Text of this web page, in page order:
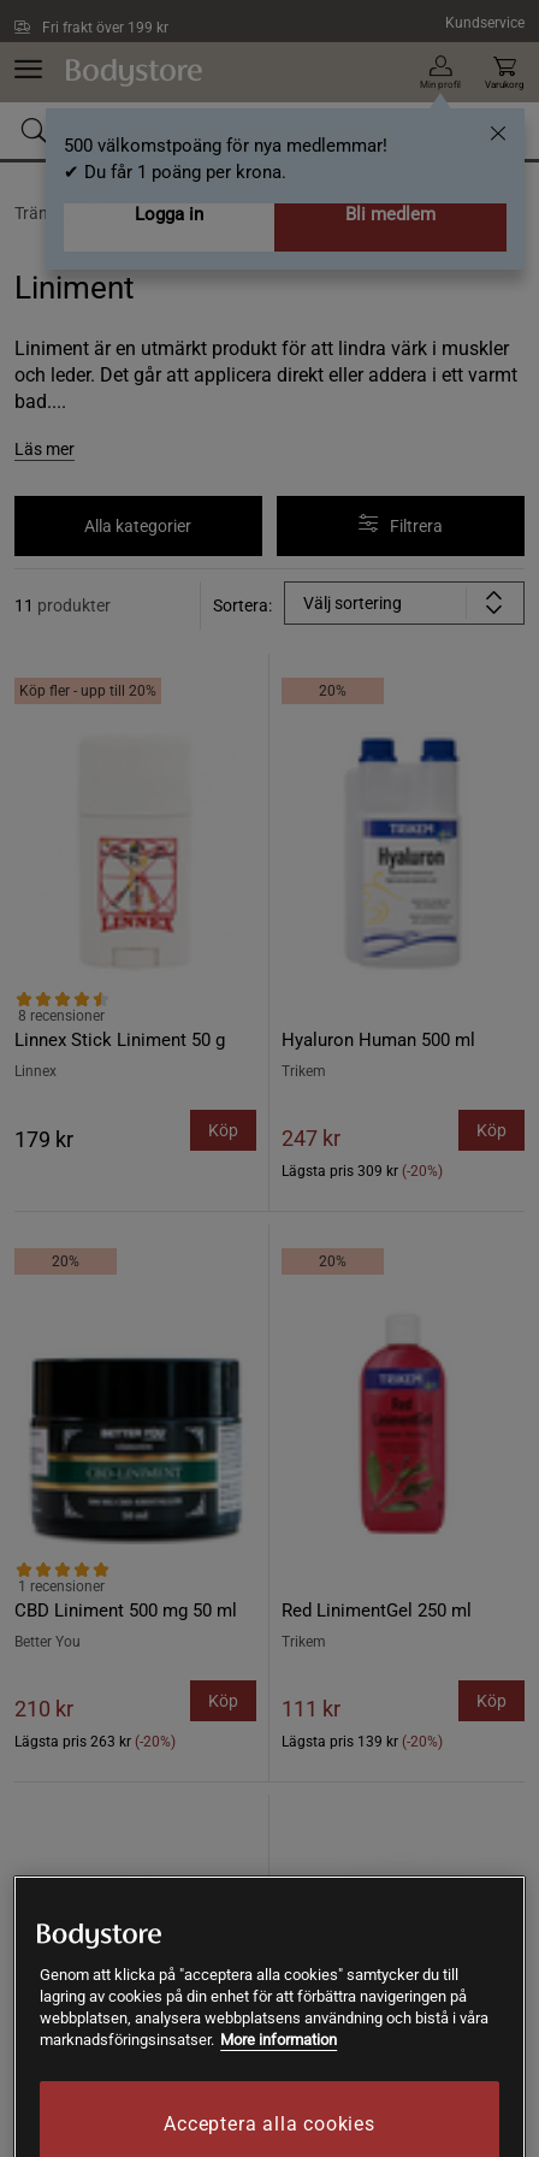
Fri frakt över 199 kr Kundservice
Min profil
500 välkomstpoäng för nya medlemmar!
✔ Du får 1 poäng per krona.
Logga in
Bli medlem
Varukorg
Träning / Rörlighet och massage /
Liniment
Liniment är en utmärkt produkt för att lindra värk i muskler
och leder. Det går att applicera direkt eller addera i ett varmt
bad....
Läs mer
Alla kategorier Filtrera
11 produkter Sortera: Välj sortering
Köp fler - upp till 20%
Linnex Stick Liniment 50 g
8 recensioner
Linnex
179 kr Köp
20%
Hyaluron Human 500 ml
Trikem
247 kr
Lägsta pris 309 kr (-20%)
Köp
20%
CBD Liniment 500 mg 50 ml
1 recensioner
Better You
210 kr
Lägsta pris 263 kr (-20%)
Köp
20%
Red LinimentGel 250 ml
Trikem
111 kr
Lägsta pris 139 kr (-20%)
Köp
Genom att klicka på "acceptera alla cookies" samtycker du till
lagring av cookies på din enhet för att förbättra navigeringen på
webbplatsen, analysera webbplatsens användning och bistå i våra
marknadsföringsinsatser. More information
Acceptera alla cookies